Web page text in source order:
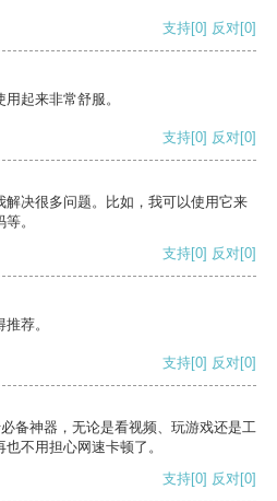
支持[0] 反对[0]
起来非常舒服。
支持[0] 反对[0]
决很多问题。比如，我可以使用它来
。
支持[0] 反对[0]
荐。
支持[0] 反对[0]
备神器，无论是看视频、玩游戏还是工
不用担心网速卡顿了。
支持[0] 反对[0]